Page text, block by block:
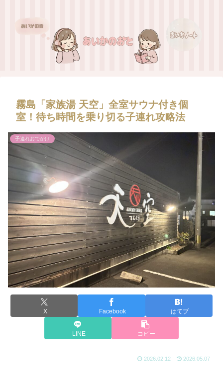
霧島「家族湯 天空」全室サウナ付き個
室！待ち時間を乗り切る子連れ攻略法
子連れおでかけ
X Facebook はてブ
LINE コピー
2026.02.12 2026.05.07